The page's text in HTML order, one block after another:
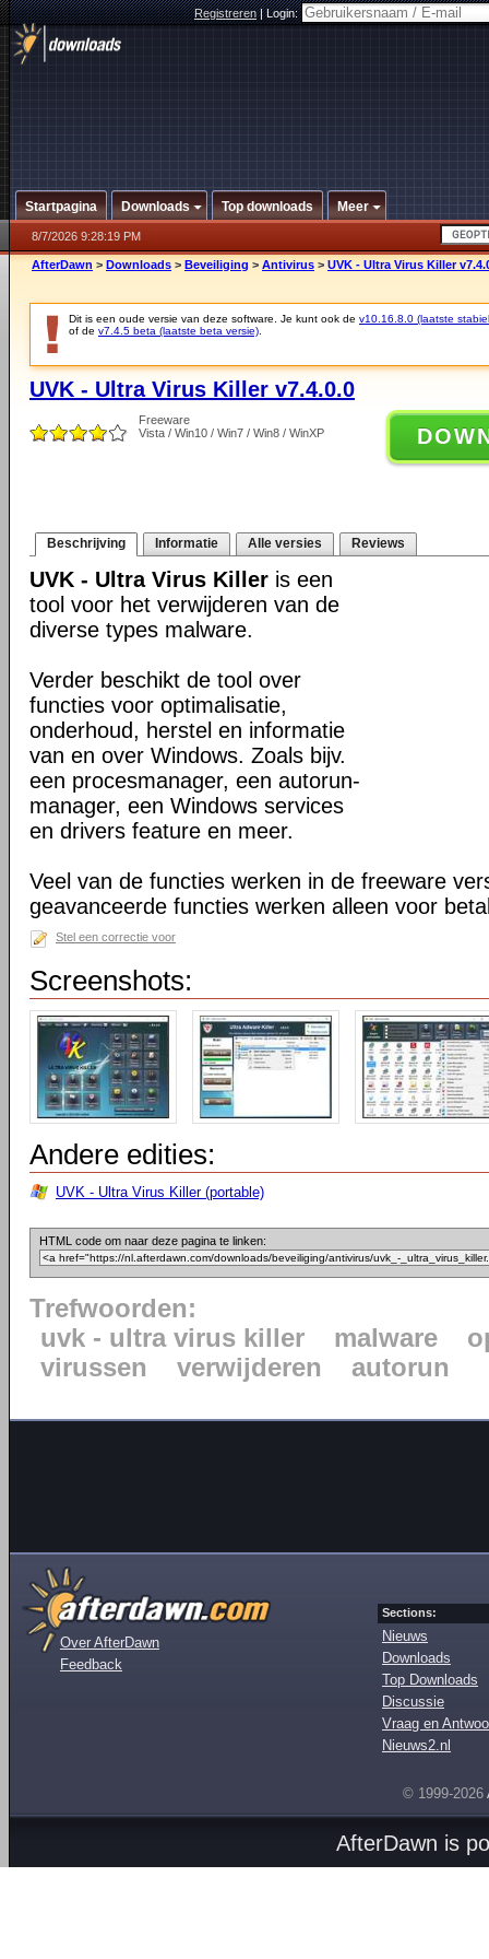
Registreren|Login:
Startpagina Downloads Top downloads Meer
8/7/2026 9:28:19 PM
AfterDawn > Downloads > Beveiliging > Antivirus > UVK - Ultra Virus Killer
Dit is een oude versie van deze software. Je kunt ook de v10.16.8.0 (laatste
of de v7.4.5 beta (laatste beta versie)
UVK - Ultra Virus Killer v7.4.0.0
Freeware
Vista / Win10 / Win7 / Win8 / WinXP
Beschrijving Informatie Alle versies Reviews
UVK - Ultra Virus Killer is een
tool voor het verwijderen van de
diverse types malware.
Verder beschikt de tool over
functies voor optimalisatie,
onderhoud, herstel en informatie
van en over Windows. Zoals bijv.
een procesmanager, een autorun-
manager, een Windows services
en drivers feature en meer.
Veel van de functies werken in de freeware
geavanceerde functies werken alleen voor
Stel een correctie voor
Screenshots:
Andere edities:
UVK - Ultra Virus Killer (portable)
HTML code om naar deze pagina te linken:
Trefwoorden:
uvk - ultra virus killer
malware
virussen
verwijderen autorun
Over AfterDawn
Feedback
Sections:
Nieuws
Downloads
Top Downloads
Discussie
Vraag en
Nieuws2.nl
© 1999-2026
AfterDawn is